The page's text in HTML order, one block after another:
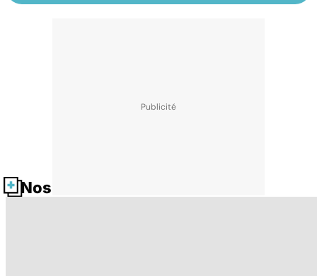
Nos fiches santé